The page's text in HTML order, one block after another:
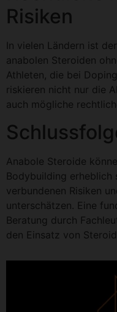
Risiken
In vielen Ländern ist
anabolen Steroiden
Athleten, die bei
riskieren nicht nur die
auch mögliche
Anabole Steroide
Bodybuilding erheblich
verbundenen Risiken
unterschätzen. Eine
Beratung durch
den Einsatz von